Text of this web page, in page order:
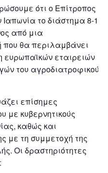
ότι ο Επίτροπος
το διάστημα 8-13
από μια
που θα περιλαμβάνει
εταιρειών
του αγροδιατροφικού
επίσημες
με κυβερνητικούς
καθώς και
με τη συμμετοχή της
Οι δραστηριότητες